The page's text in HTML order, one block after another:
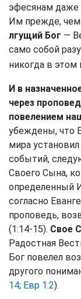
эфесянам даже
Им прежде, чем
лгущий Бог —
само собой
никогда в этом
И в
через
повелением
убеждены, что
мира
событий,
Своего Сына,
определенный
согласно
проповедь,
(1:14-15). Свое
Радостная
Бог повелел
другого
14; Евр 1:2).